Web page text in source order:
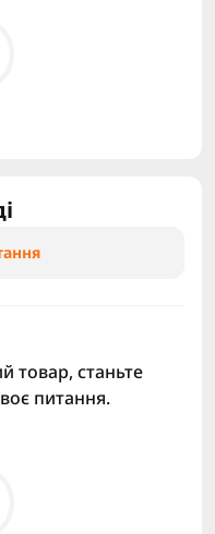
товар, станьте
питання.